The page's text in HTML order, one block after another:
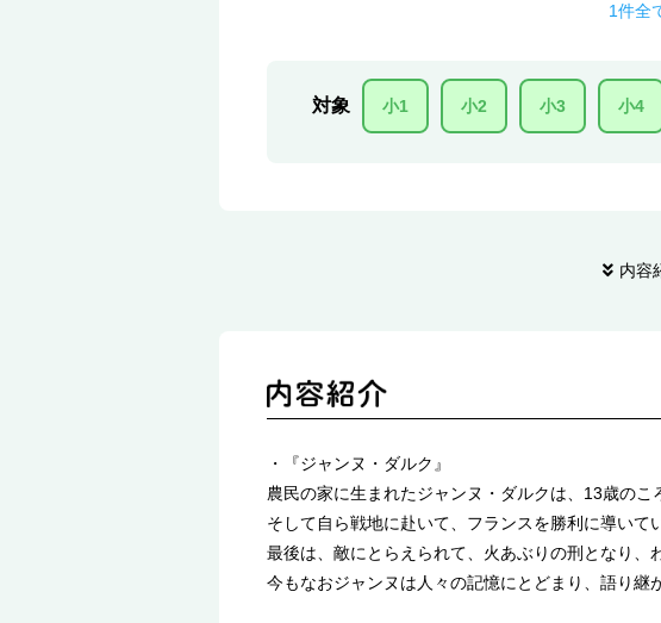
1件全
対象 小1 小2 小3 小4
内容
・『ジャンヌ・ダルク』
農民の家に生まれたジャンヌ・ダルクは、13歳のこ
そして自ら戦地に赴いて、フランスを勝利に導いて
最後は、敵にとらえられて、火あぶりの刑となり、
今もなおジャンヌは人々の記憶にとどまり、語り継